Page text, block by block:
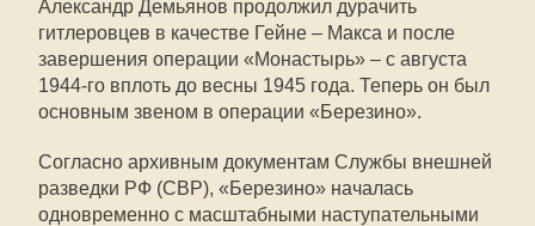
Александр Демьянов продолжил дурачить
гитлеровцев в качестве Гейне – Макса и после
завершения операции «Монастырь» – с августа
1944-го вплоть до весны 1945 года. Теперь он был
основным звеном в операции «Березино».
Согласно архивным документам Службы внешней
разведки РФ (СВР), «Березино» началась
одновременно с масштабными наступательными